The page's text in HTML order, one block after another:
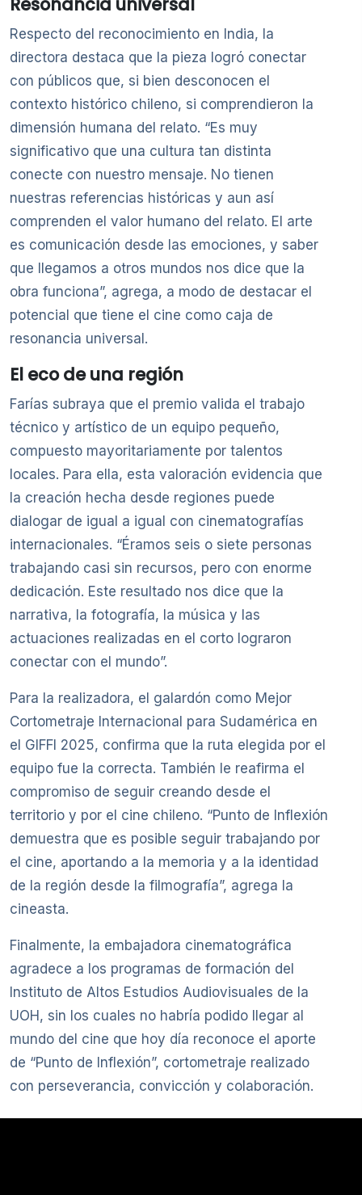
Respecto del reconocimiento en India, la
directora destaca que la pieza logró conectar
con públicos que, si bien desconocen el
contexto histórico chileno, si comprendieron la
dimensión humana del relato. “Es muy
significativo que una cultura tan distinta
conecte con nuestro mensaje. No tienen
nuestras referencias históricas y aun así
comprenden el valor humano del relato. El arte
es comunicación desde las emociones, y saber
que llegamos a otros mundos nos dice que la
obra funciona”, agrega, a modo de destacar el
potencial que tiene el cine como caja de
resonancia universal.
El eco de una región
Farías subraya que el premio valida el trabajo
técnico y artístico de un equipo pequeño,
compuesto mayoritariamente por talentos
locales. Para ella, esta valoración evidencia que
la creación hecha desde regiones puede
dialogar de igual a igual con cinematografías
internacionales. “Éramos seis o siete personas
trabajando casi sin recursos, pero con enorme
dedicación. Este resultado nos dice que la
narrativa, la fotografía, la música y las
actuaciones realizadas en el corto lograron
conectar con el mundo”.
Para la realizadora, el galardón como Mejor
Cortometraje Internacional para Sudamérica en
el GIFFI 2025, confirma que la ruta elegida por el
equipo fue la correcta. También le reafirma el
compromiso de seguir creando desde el
territorio y por el cine chileno. “Punto de Inflexión
demuestra que es posible seguir trabajando por
el cine, aportando a la memoria y a la identidad
de la región desde la filmografía”, agrega la
cineasta.
Finalmente, la embajadora cinematográfica
agradece a los programas de formación del
Instituto de Altos Estudios Audiovisuales de la
UOH, sin los cuales no habría podido llegar al
mundo del cine que hoy día reconoce el aporte
de “Punto de Inflexión”, cortometraje realizado
con perseverancia, convicción y colaboración.